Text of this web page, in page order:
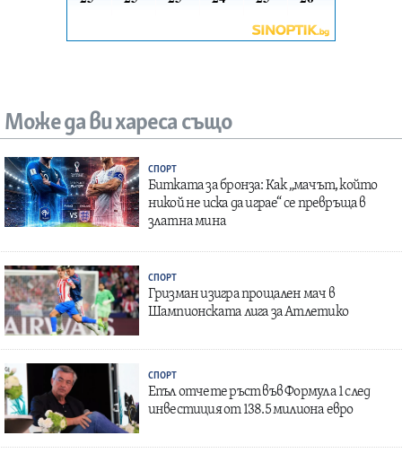
Може да ви хареса също
СПОРТ
Битката за бронза: Как „мачът, който
никой не иска да играе“ се превръща в
златна мина
СПОРТ
Гризман изигра прощален мач в
Шампионската лига за Атлетико
СПОРТ
Епъл отчете ръст във Формула 1 след
инвестиция от 138.5 милиона евро